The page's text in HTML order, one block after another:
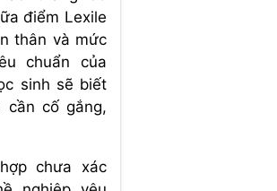
điểm Lexile
thân và mức
chuẩn của
sinh sẽ biết
cần cố gắng,
chưa xác